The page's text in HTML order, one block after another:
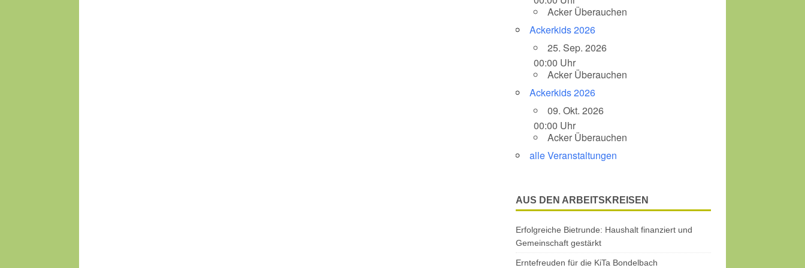
Acker Überauchen
Ackerkids 2026
25. Sep. 2026
00:00 Uhr
Acker Überauchen
Ackerkids 2026
09. Okt. 2026
00:00 Uhr
Acker Überauchen
alle Veranstaltungen
AUS DEN ARBEITSKREISEN
Erfolgreiche Bietrunde: Haushalt finanziert und
Gemeinschaft gestärkt
Erntefreuden für die KiTa Bondelbach